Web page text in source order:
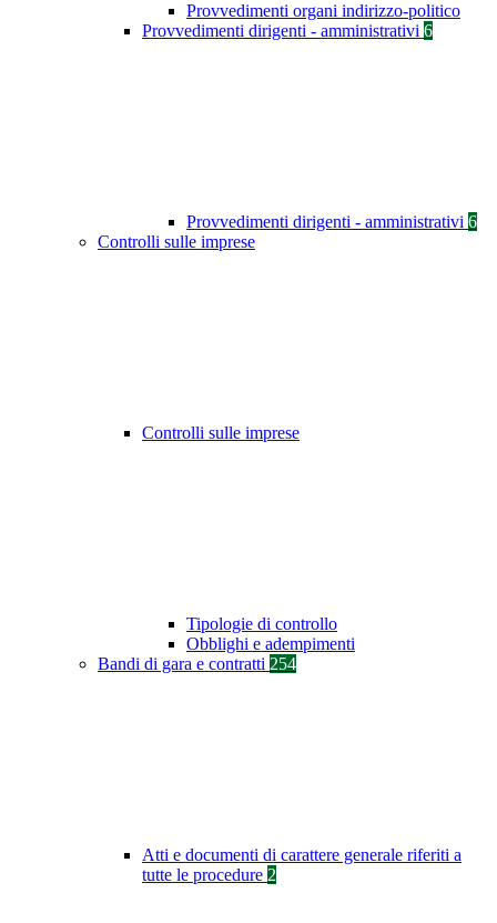
Provvedimenti organi indirizzo-politico
Provvedimenti dirigenti - amministrativi 6
Provvedimenti dirigenti - amministrativi 6
Controlli sulle imprese
Controlli sulle imprese
Tipologie di controllo
Obblighi e adempimenti
Bandi di gara e contratti 254
Atti e documenti di carattere generale riferiti a
tutte le procedure 2